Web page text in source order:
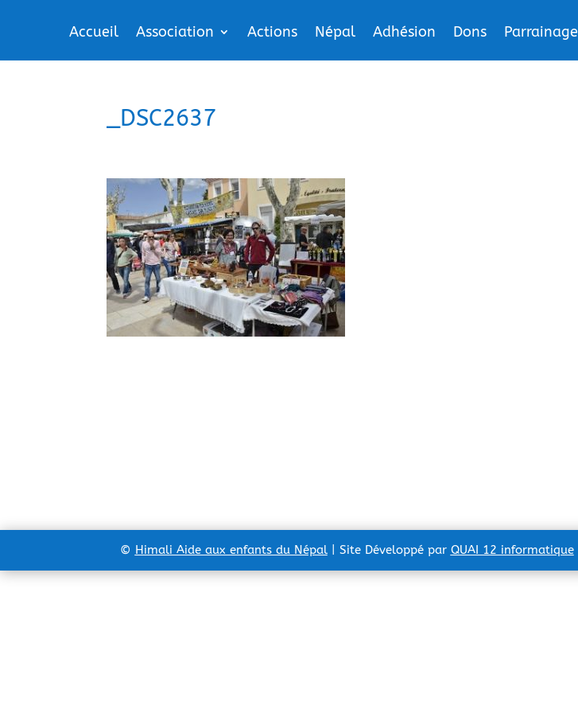
Accueil Association Actions Népal Adhésion Dons Parrainage
_DSC2637
© Himali Aide aux enfants du Népal | Site Développé par QUAI 12 informatique